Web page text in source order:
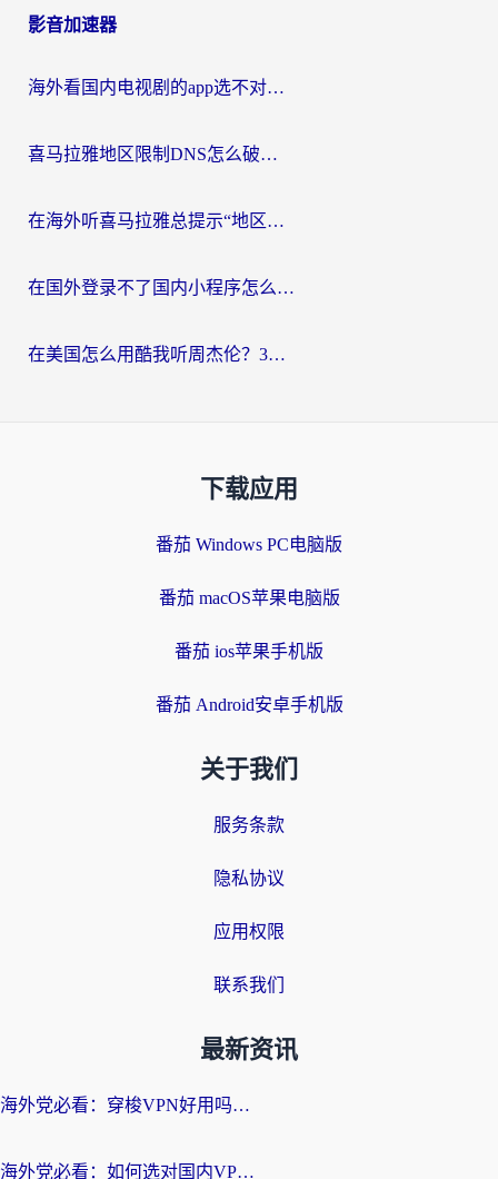
影音加速器
海外看国内电视剧的app选不对？这份回国加速器避坑指南帮你流畅追剧
喜马拉雅地区限制DNS怎么破？海外党听国内音乐听书的终极解决方案
在海外听喜马拉雅总提示“地区限制”？3步轻松解除+听国内音乐全攻略
在国外登录不了国内小程序怎么办？选对回国加速器，轻松解锁国内资源
在美国怎么用酷我听周杰伦？3步搞定海外听歌难题
下载应用
番茄 Windows PC电脑版
番茄 macOS苹果电脑版
番茄 ios苹果手机版
番茄 Android安卓手机版
关于我们
服务条款
隐私协议
应用权限
联系我们
最新资讯
海外党必看：穿梭VPN好用吗？和云帆VPN对比哪个回国效果更好？附真实测评+避坑指南
海外党必看：如何选对国内VPN，实现无缝访问国内资源？